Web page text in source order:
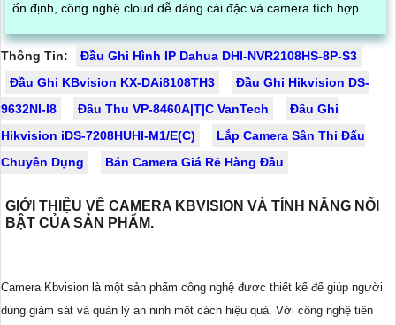
ổn định, công nghệ cloud dễ dàng cài đặc và camera tích hợp...
Thông Tin:
Đầu Ghi Hình IP Dahua DHI-NVR2108HS-8P-S3
Đầu Ghi KBvision KX-DAi8108TH3
Đầu Ghi Hikvision DS-
9632NI-I8
Đầu Thu VP-8460A|T|C VanTech
Đầu Ghi
Hikvision iDS-7208HUHI-M1/E(C)
Lắp Camera Sân Thi Đấu
Chuyên Dụng
Bán Camera Giá Rẻ Hàng Đầu
GIỚI THIỆU VỀ CAMERA KBVISION VÀ TÍNH NĂNG NỔI
BẬT CỦA SẢN PHẨM.
Camera Kbvision là một sản phẩm công nghệ được thiết kế để giúp người
dùng giám sát và quản lý an ninh một cách hiệu quả. Với công nghệ tiên